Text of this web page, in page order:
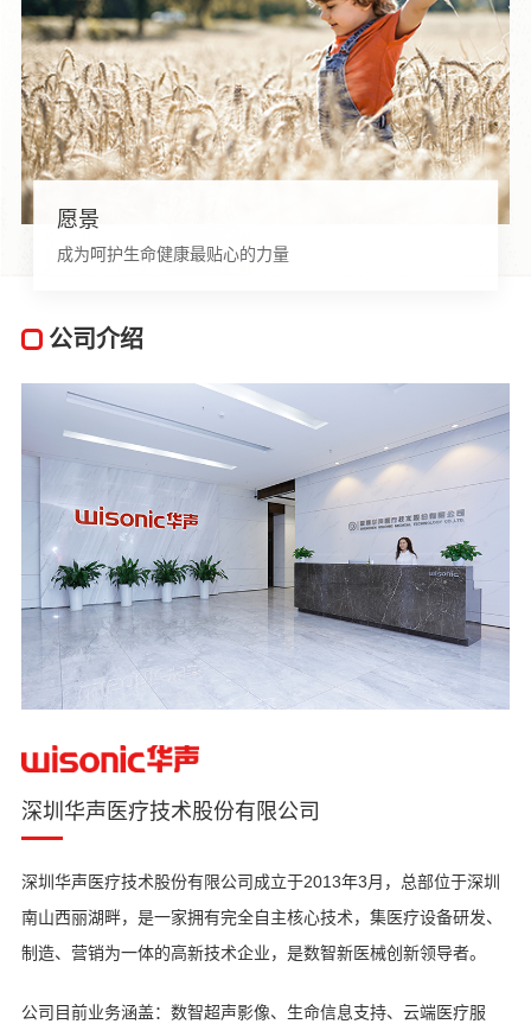
愿景
成为呵护生命健康最贴心的力量
公司介绍
深圳华声医疗技术股份有限公司
深圳华声医疗技术股份有限公司成立于2013年3月，总部位于深圳
南山西丽湖畔，是一家拥有完全自主核心技术，集医疗设备研发、
制造、营销为一体的高新技术企业，是数智新医械创新领导者。
公司目前业务涵盖：数智超声影像、生命信息支持、云端医疗服